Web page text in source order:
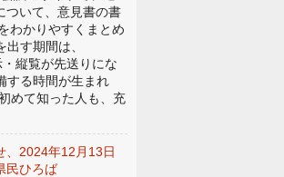
ついて、意見書の書
わかりやすくまとめ
す期間は、
縦覧が先送りにな
する時間が生まれ
めて知った人も、充
、2024年12月13日
民ひろば